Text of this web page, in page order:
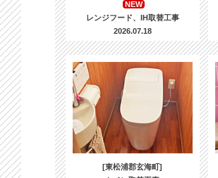
NEW
レンジフード、IH取替工事
2026.07.18
[東松浦郡玄海町]